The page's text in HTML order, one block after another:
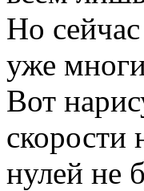
Но
уже
Вот
скорости
нулей не